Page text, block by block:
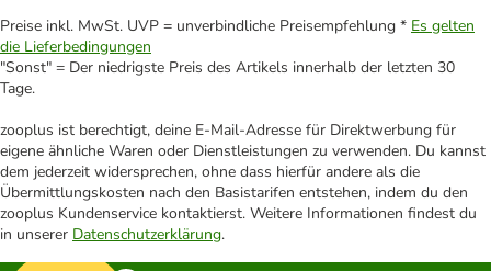
Preise inkl. MwSt. UVP = unverbindliche Preisempfehlung * Es gelten
die Lieferbedingungen
"Sonst" = Der niedrigste Preis des Artikels innerhalb der letzten 30
Tage.
zooplus ist berechtigt, deine E-Mail-Adresse für Direktwerbung für
eigene ähnliche Waren oder Dienstleistungen zu verwenden. Du kannst
dem jederzeit widersprechen, ohne dass hierfür andere als die
Übermittlungskosten nach den Basistarifen entstehen, indem du den
zooplus Kundenservice kontaktierst. Weitere Informationen findest du
in unserer Datenschutzerklärung.